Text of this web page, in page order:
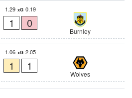
1.29 xG 0.19
1 0
Burnley
1.06 xG 2.05
1 1
Wolves